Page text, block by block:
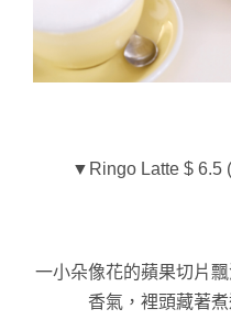
▼Ringo Latte $ 6.5
一小朵像花的蘋果切片飄
香氣，裡頭藏著